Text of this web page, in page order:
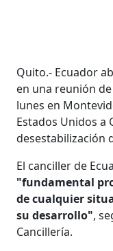
Quito.- Ecuador
en una reunión
lunes en
Estados Unidos a
desestabilización
El canciller de
"fundamental
de cualquier
su desarrollo",
Cancillería.